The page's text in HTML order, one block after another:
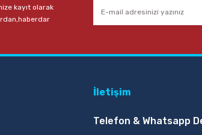
kayıt olarak
İletişim
Telefon & Whatsapp